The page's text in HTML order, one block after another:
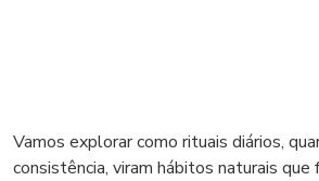
Vamos explorar como rituais diários,
consistência, viram hábitos naturais